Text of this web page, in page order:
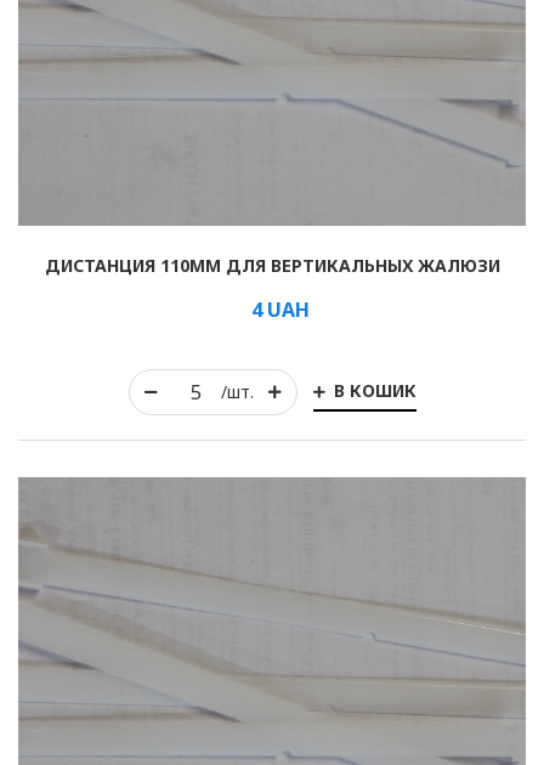
/шт. В КОШИК
ДИСТАНЦИЯ 110ММ ДЛЯ ВЕРТИКАЛЬНЫХ ЖАЛЮЗИ
4UAH